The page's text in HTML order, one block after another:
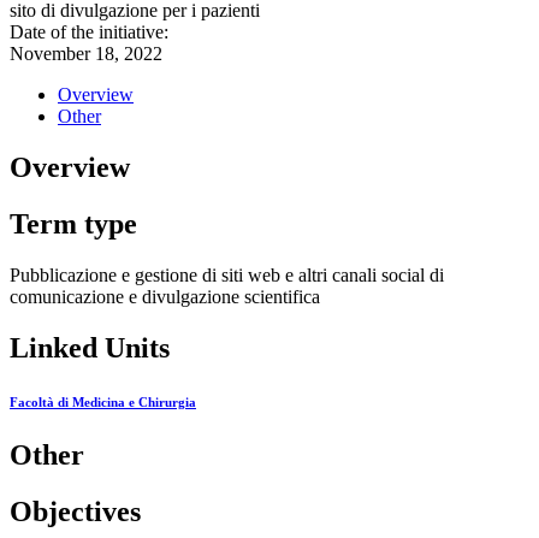
sito di divulgazione per i pazienti
Date of the initiative:
November 18, 2022
Overview
Other
Overview
Term type
Pubblicazione e gestione di siti web e altri canali social di
comunicazione e divulgazione scientifica
Linked Units
Facoltà di Medicina e Chirurgia
Other
Objectives